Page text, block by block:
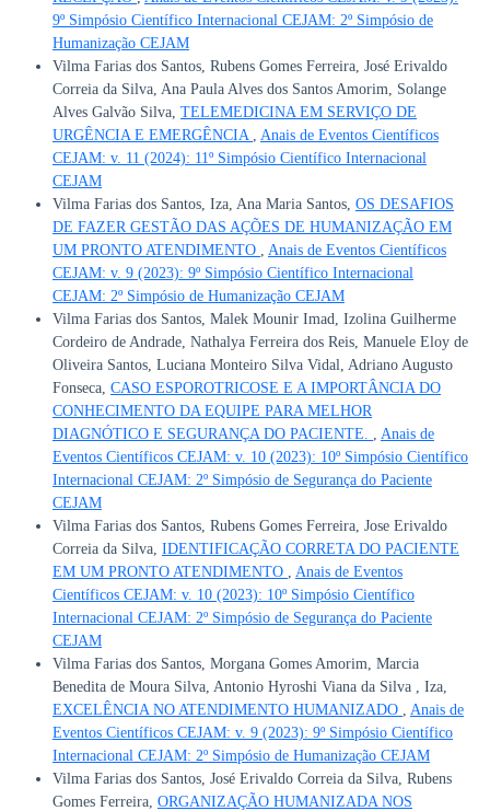
9º Simpósio Científico Internacional CEJAM: 2º Simpósio de
Humanização CEJAM
Vilma Farias dos Santos, Rubens Gomes Ferreira, José Erivaldo
Correia da Silva, Ana Paula Alves dos Santos Amorim, Solange
Alves Galvão Silva, TELEMEDICINA EM SERVIÇO DE
URGÊNCIA E EMERGÊNCIA
Anais de Eventos Científicos
CEJAM: v. 11 (2024): 11º Simpósio Científico Internacional
CEJAM
Vilma Farias dos Santos, Iza, Ana Maria Santos, OS DESAFIOS
DE FAZER GESTÃO DAS AÇÕES DE HUMANIZAÇÃO EM
UM PRONTO ATENDIMENTO
Anais de Eventos Científicos
CEJAM: v. 9 (2023): 9º Simpósio Científico Internacional
CEJAM: 2º Simpósio de Humanização CEJAM
Vilma Farias dos Santos, Malek Mounir Imad, Izolina Guilherme
Cordeiro de Andrade, Nathalya Ferreira dos Reis, Manuele Eloy de
Oliveira Santos, Luciana Monteiro Silva Vidal, Adriano Augusto
Fonseca, CASO ESPOROTRICOSE E A IMPORTÂNCIA DO
CONHECIMENTO DA EQUIPE PARA MELHOR
DIAGNÓTICO E SEGURANÇA DO PACIENTE.
Anais de
Eventos Científicos CEJAM: v. 10 (2023): 10º Simpósio Científico
Internacional CEJAM: 2º Simpósio de Segurança do Paciente
CEJAM
Vilma Farias dos Santos, Rubens Gomes Ferreira, Jose Erivaldo
Correia da Silva, IDENTIFICAÇÃO CORRETA DO PACIENTE
EM UM PRONTO ATENDIMENTO
Anais de Eventos
Científicos CEJAM: v. 10 (2023): 10º Simpósio Científico
Internacional CEJAM: 2º Simpósio de Segurança do Paciente
CEJAM
Vilma Farias dos Santos, Morgana Gomes Amorim, Marcia
Benedita de Moura Silva, Antonio Hyroshi Viana da Silva , Iza,
EXCELÊNCIA NO ATENDIMENTO HUMANIZADO
Anais de
Eventos Científicos CEJAM: v. 9 (2023): 9º Simpósio Científico
Internacional CEJAM: 2º Simpósio de Humanização CEJAM
Vilma Farias dos Santos, José Erivaldo Correia da Silva, Rubens
Gomes Ferreira, ORGANIZAÇÃO HUMANIZADA NOS